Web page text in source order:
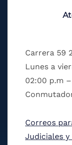
Carrera 59
Lunes a
02:00 p.m
Correos
Judiciales y